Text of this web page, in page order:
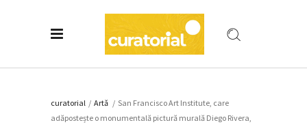
curatorial / Artǎ / San Francisco Art Institute, care
adăpostește o monumentală pictură murală Diego Rivera,